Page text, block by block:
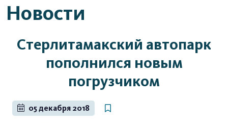
Новости
Стерлитамакский автопарк
пополнился новым
погрузчиком
05 декабря 2018